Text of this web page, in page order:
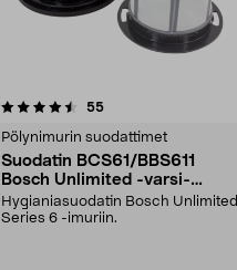
55arvostelut
Pölynimurin suodattimet
Suodatin BCS61/BBS611
Bosch Unlimited -varsi-
imuriin
Hygianiasuodatin Bosch Unlimited
Series 6 -imuriin.
4.5 viidestä